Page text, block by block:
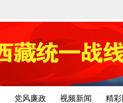
党风廉政 视频新闻 精